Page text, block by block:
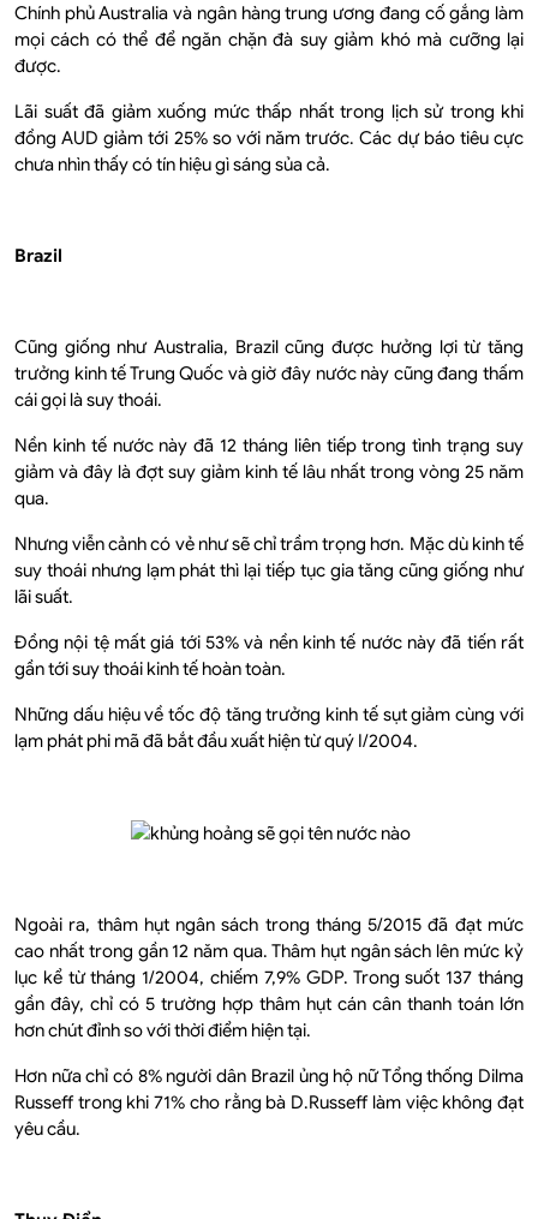
Chính phủ Australia và ngân hàng trung ương đang cố gắng làm
mọi cách có thể để ngăn chặn đà suy giảm khó mà cưỡng lại
được.
Lãi suất đã giảm xuống mức thấp nhất trong lịch sử trong khi
đồng AUD giảm tới 25% so với năm trước. Các dự báo tiêu cực
chưa nhìn thấy có tín hiệu gì sáng sủa cả.
Brazil
Cũng giống như Australia, Brazil cũng được hưởng lợi từ tăng
trưởng kinh tế Trung Quốc và giờ đây nước này cũng đang thấm
cái gọi là suy thoái.
Nền kinh tế nước này đã 12 tháng liên tiếp trong tình trạng suy
giảm và đây là đợt suy giảm kinh tế lâu nhất trong vòng 25 năm
qua.
Nhưng viễn cảnh có vẻ như sẽ chỉ trầm trọng hơn. Mặc dù kinh tế
suy thoái nhưng lạm phát thì lại tiếp tục gia tăng cũng giống như
lãi suất.
Đồng nội tệ mất giá tới 53% và nền kinh tế nước này đã tiến rất
gần tới suy thoái kinh tế hoàn toàn.
Những dấu hiệu về tốc độ tăng trưởng kinh tế sụt giảm cùng với
lạm phát phi mã đã bắt đầu xuất hiện từ quý I/2004.
Ngoài ra, thâm hụt ngân sách trong tháng 5/2015 đã đạt mức
cao nhất trong gần 12 năm qua. Thâm hụt ngân sách lên mức kỷ
lục kể từ tháng 1/2004, chiếm 7,9% GDP. Trong suốt 137 tháng
gần đây, chỉ có 5 trường hợp thâm hụt cán cân thanh toán lớn
hơn chút đỉnh so với thời điểm hiện tại.
Hơn nữa chỉ có 8% người dân Brazil ủng hộ nữ Tổng thống Dilma
Russeff trong khi 71% cho rằng bà D.Russeff làm việc không đạt
yêu cầu.